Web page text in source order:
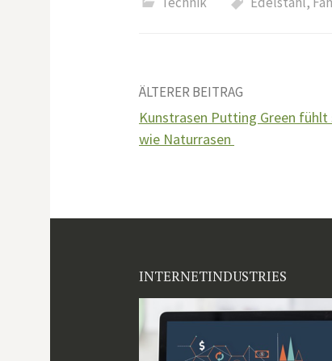
Beitrags-
Navigation
ÄLTERER BEITRAG
Kunstrasen Putting Green fühlt
wie Naturrasen
INTERNETINDUSTRIES